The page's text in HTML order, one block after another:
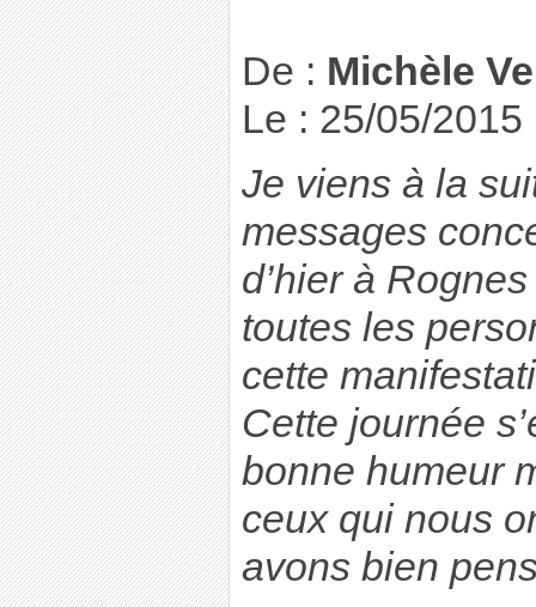
De : Michèle
Le : 25/05/2015
Je viens à la
messages
d’hier à
toutes les
cette
Cette journée
bonne humeur
ceux qui nous
avons bien